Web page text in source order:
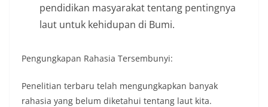
pendidikan masyarakat tentang pentingnya
laut untuk kehidupan di Bumi.
Pengungkapan Rahasia Tersembunyi:
Penelitian terbaru telah mengungkapkan banyak
rahasia yang belum diketahui tentang laut kita.